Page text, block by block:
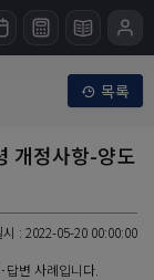
목록
개정사항-양도
: 2022-05-20 00:00:00
변 사례입니다.